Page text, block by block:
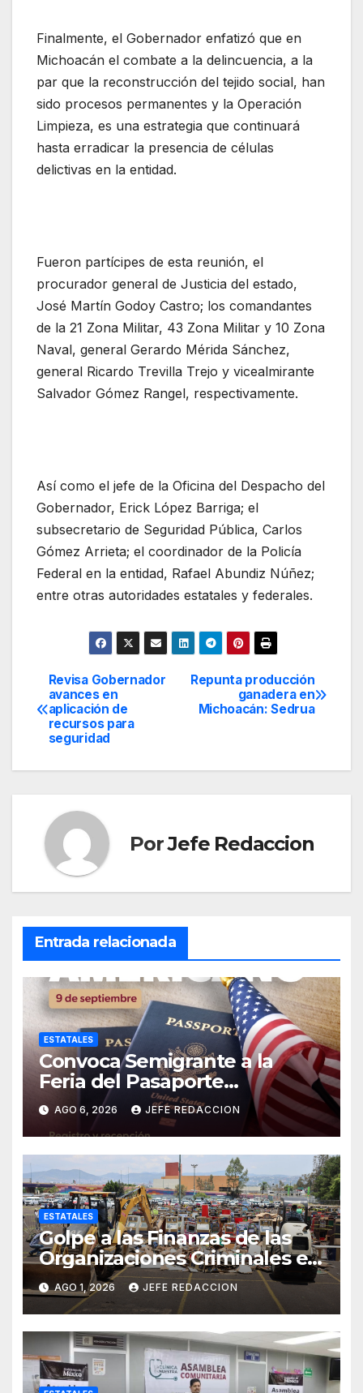
Finalmente, el Gobernador enfatizó que en
Michoacán el combate a la delincuencia, a la
par que la reconstrucción del tejido social, han
sido procesos permanentes y la Operación
Limpieza, es una estrategia que continuará
hasta erradicar la presencia de células
delictivas en la entidad.
Fueron partícipes de esta reunión, el
procurador general de Justicia del estado,
José Martín Godoy Castro; los comandantes
de la 21 Zona Militar, 43 Zona Militar y 10 Zona
Naval, general Gerardo Mérida Sánchez,
general Ricardo Trevilla Trejo y vicealmirante
Salvador Gómez Rangel, respectivamente.
Así como el jefe de la Oficina del Despacho del
Gobernador, Erick López Barriga; el
subsecretario de Seguridad Pública, Carlos
Gómez Arrieta; el coordinador de la Policía
Federal en la entidad, Rafael Abundiz Núñez;
entre otras autoridades estatales y federales.
Navegación
de
entradas
Repunta producción
ganadera en
Michoacán: Sedrua
Revisa Gobernador
avances en
aplicación de
recursos para
seguridad
PorJefe Redaccion
Entrada relacionada
ESTATALES
Convoca Semigrante a la
Feria del Pasaporte
Estadounidense 2026
AGO 6, 2026 JEFE REDACCION
ESTATALES
Golpe a las Finanzas de las
Organizaciones Criminales en
Operativos
Interinstitucionales
AGO 1, 2026 JEFE REDACCION